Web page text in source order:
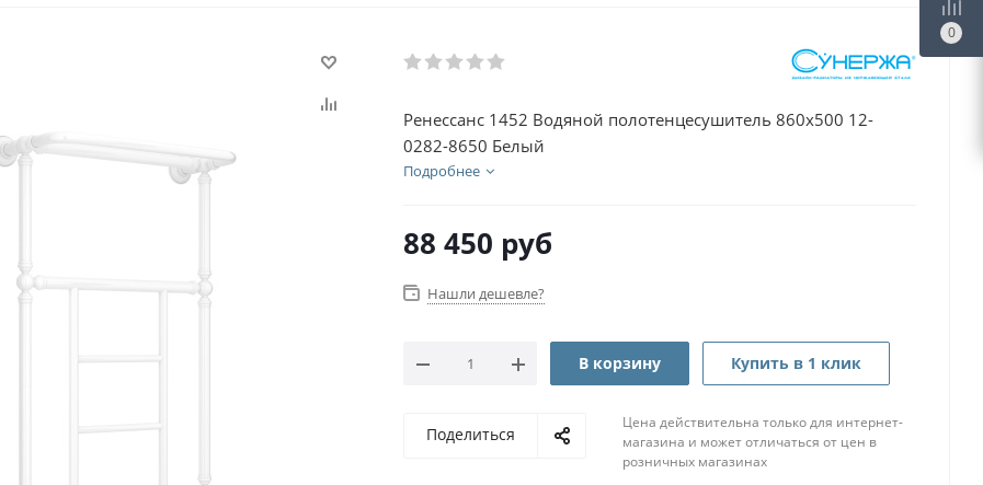
Ренессанс 1452 Водяной полотенцесушитель 860x500 12-
0282-8650 Белый
Подробнее
88 450 руб
Нашли дешевле?
В корзину Купить в 1 клик
Поделиться
Цена действительна только для интернет-
магазина и может отличаться от цен в
розничных магазинах
0